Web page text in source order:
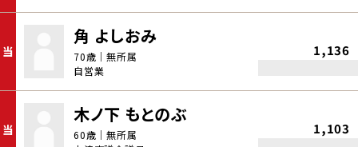
当
角 よしおみ
70歳｜無所属
自営業
1,136
当
木ノ下 もとのぶ
60歳｜無所属
1,103